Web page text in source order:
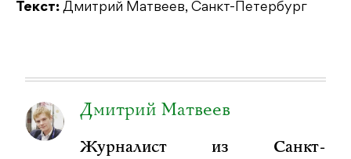
Текст: Дмитрий Матвеев, Санкт-Петербург
Дмитрий Матвеев
Журналист из Санкт-